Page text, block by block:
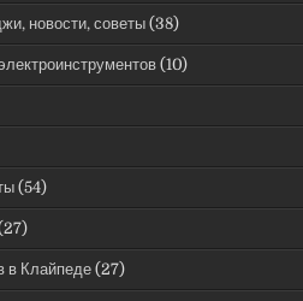
новости, советы (38)
(10)
(54)
в Клайпеде (27)